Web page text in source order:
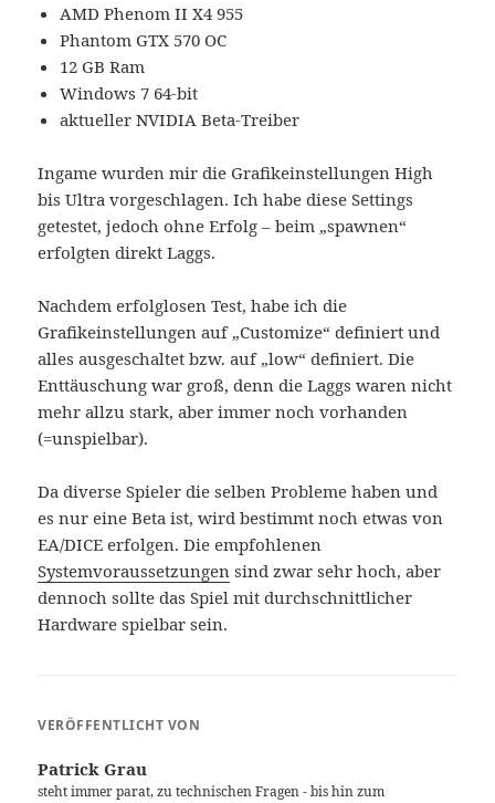
AMD Phenom II X4 955
Phantom GTX 570 OC
12 GB Ram
Windows 7 64-bit
aktueller NVIDIA Beta-Treiber
Ingame wurden mir die Grafikeinstellungen High
bis Ultra vorgeschlagen. Ich habe diese Settings
getestet, jedoch ohne Erfolg – beim „spawnen“
erfolgten direkt Laggs.
Nachdem erfolglosen Test, habe ich die
Grafikeinstellungen auf „Customize“ definiert und
alles ausgeschaltet bzw. auf „low“ definiert. Die
Enttäuschung war groß, denn die Laggs waren nicht
mehr allzu stark, aber immer noch vorhanden
(=unspielbar).
Da diverse Spieler die selben Probleme haben und
es nur eine Beta ist, wird bestimmt noch etwas von
EA/DICE erfolgen. Die empfohlenen
Systemvoraussetzungen sind zwar sehr hoch, aber
dennoch sollte das Spiel mit durchschnittlicher
Hardware spielbar sein.
VERÖFFENTLICHT VON
Patrick Grau
steht immer parat, zu technischen Fragen - bis hin zum